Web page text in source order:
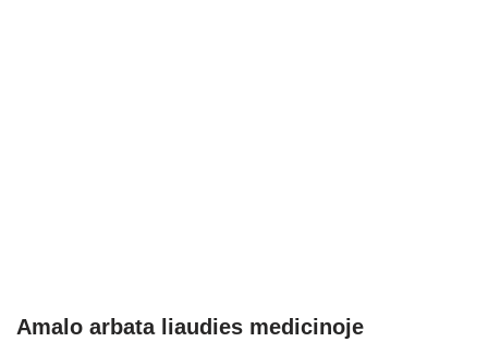
Amalo arbata liaudies medicinoje